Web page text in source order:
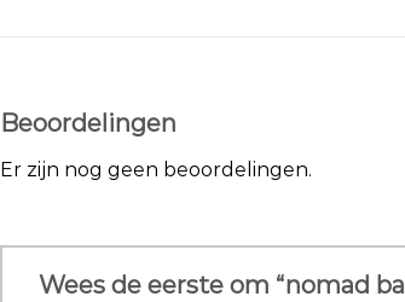
Beoordelingen
Er zijn nog geen beoordelingen.
Wees de eerste om “nomad